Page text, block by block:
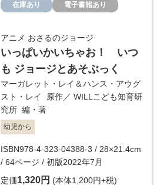
在庫あり 電子書籍あり
アニメ おさるのジョージ
いっぱいかいちゃお！ いつ
も ジョージとあそぶっく
マーガレット・レイ＆ハンス・アウグ
スト・レイ
原作／ WILLこども知育研
究所 編・著
幼児から
ISBN978-4-323-04388-3 / 28×21.4cm
/ 64ページ / 初版2022年7月
定価1,320円 (本体1,200円+税)